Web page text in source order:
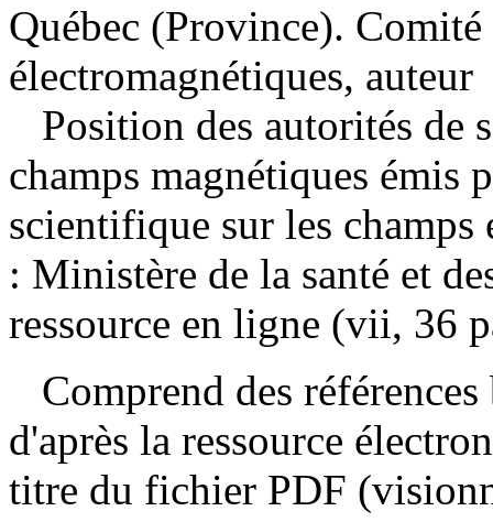
Québec (Province).
électromagnétiques, auteur
Position des autorités de
champs magnétiques émis
scientifique sur les
: Ministère de la santé et
ressource en ligne (vii, 36
Comprend des
d'après la ressource
titre du fichier PDF